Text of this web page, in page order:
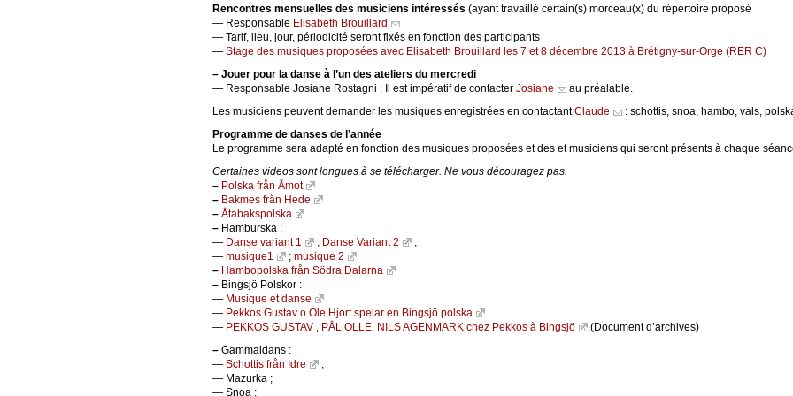
Rencontres mensuelles des musiciens intéressés (ayant travaillé certain(s) morceau(x) du répertoire proposé
— Responsable Elisabeth Brouillard
— Tarif, lieu, jour, périodicité seront fixés en fonction des participants
— Stage des musiques proposées avec Elisabeth Brouillard les 7 et 8 décembre 2013 à Brétigny-sur-Orge (RER C)
– Jouer pour la danse à l’un des ateliers du mercredi
— Responsable Josiane Rostagni : Il est impératif de contacter Josiane
au préalable.
Les musiciens peuvent demander les musiques enregistrées en contactantClaude
: schottis, snoa, hambo, vals,
Programme de danses de l’année
Le programme sera adapté en fonction des musiques proposées et des et musiciens qui seront présents à chaque
Certaines videos sont longues à se télécharger. Ne vous découragez pas.
– Polska från Åmot
– Bakmes från Hede
– Åtabakspolska
– Hamburska :
— Danse variant 1 ; Danse Variant 2
;
— musique1 ; musique 2
– Hambopolska från Södra Dalarna
– Bingsjö Polskor :
— Musique et danse
— Pekkos Gustav o Ole Hjort spelar en Bingsjö polska
— PEKKOS GUSTAV , PÅL OLLE, NILS AGENMARK chez Pekkos à Bingsjö
.(Document d’archives)
– Gammaldans :
— Schottis från Idre
;
— Mazurka ;
— Snoa ;